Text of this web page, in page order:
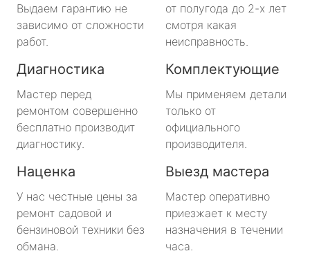
Выдаем гарантию не
зависимо от сложности
работ.
от полугода до 2-х лет
смотря какая
неисправность.
Диагностика
Мастер перед
ремонтом совершенно
бесплатно производит
диагностику.
Комплектующие
Мы применяем детали
только от
официального
производителя.
Наценка
У нас честные цены за
ремонт садовой и
бензиновой техники без
обмана.
Выезд мастера
Мастер оперативно
приезжает к месту
назначения в течении
часа.